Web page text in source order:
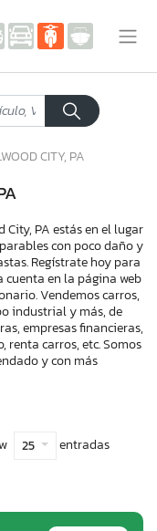
CITY, PA
City, PA estás en el lugar
con poco daño y
Regístrate hoy para
en la página web
Vendemos carros,
industrial y más, de
empresas financieras,
renta carros, etc. Somos
y con más
25 entradas